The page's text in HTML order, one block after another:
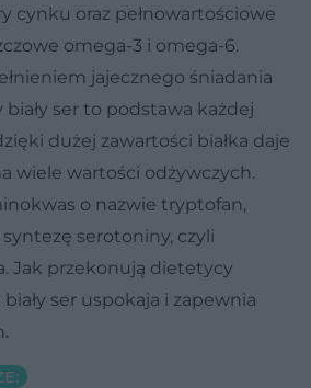
cynku oraz pełnowartościowe
omega-3 i omega-6.
jajecznego śniadania
ser to podstawa każdej
dużej zawartości białka daje
wiele wartości odżywczych.
o nazwie tryptofan,
serotoniny, czyli
Jak przekonują dietetycy
ser uspokaja i zapewnia